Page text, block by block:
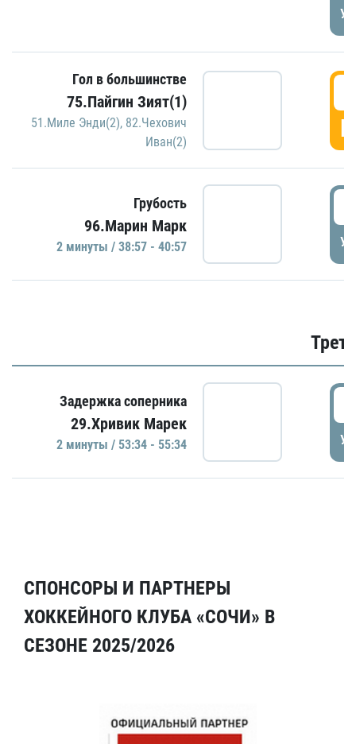
Гол в большинстве
75.Пайгин Зият(1)
51.Миле Энди(2), 82.Чехович
Иван(2)
Грубость
96.Марин Марк
2 минуты / 38:57 - 40:57
Задержка соперника
29.Хривик Марек
2 минуты / 53:34 - 55:34
СПОНСОРЫ И ПАРТНЕРЫ
ХОККЕЙНОГО КЛУБА «СОЧИ» В
СЕЗОНЕ 2025/2026